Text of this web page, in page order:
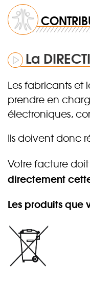
La
Les fabricants et
prendre en
électroniques,
Ils doivent donc
Votre facture
directement
Les produits